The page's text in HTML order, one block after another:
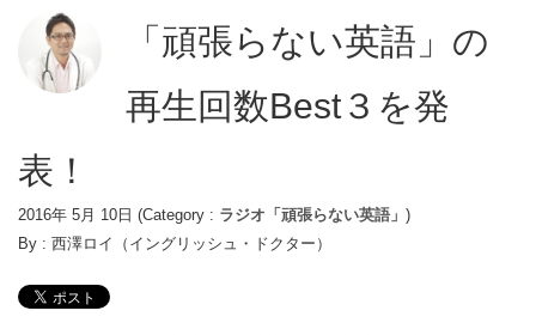
「頑張らない英語」の
再生回数Best３を発
表！
2016年 5月 10日 (Category : ラジオ「頑張らない英語」)
By : 西澤ロイ（イングリッシュ・ドクター）